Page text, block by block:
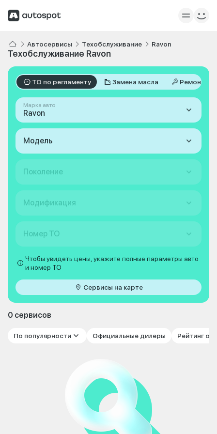
Автосервисы Техобслуживание Ravon
Техобслуживание Ravon
ТО по регламенту Замена масла Ремонт
Марка авто
Ravon
Модель
Поколение
Модификация
Номер ТО
Чтобы увидеть цены, укажите полные параметры авто
и номер ТО
Сервисы на карте
0 сервисов
По популярности Официальные дилеры Рейтинг